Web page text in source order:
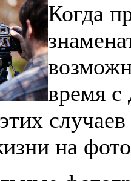
Когда
время с
случаев
на